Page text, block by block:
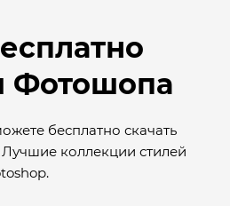
Фотошопа
бесплатно скачать
коллекции стилей